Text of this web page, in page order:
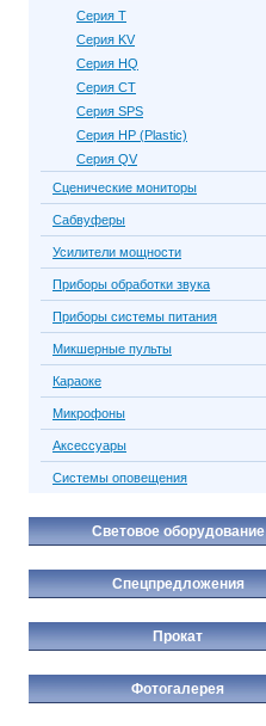
Серия Т
Серия KV
Серия HQ
Серия CT
Серия SPS
Серия HP (Plastic)
Серия QV
Сценические мониторы
Сабвуферы
Усилители мощности
Приборы обработки звука
Приборы системы питания
Микшерные пульты
Караоке
Микрофоны
Аксессуары
Системы оповещения
Световое оборудование
Спецпредложения
Прокат
Фотогалерея